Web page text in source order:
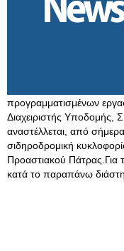
προγραμματισμένων
Διαχειριστής Υποδομής,
αναστέλλεται, από
σιδηροδρομική
Προαστιακού Πάτρας.Για
κατά το παραπάνω